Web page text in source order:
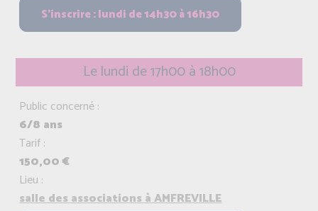
Le lundi de 17h00 à 18h00
Public concerné :
6/8 ans
Tarif :
150,00 €
Lieu :
salle des associations à AMFREVILLE